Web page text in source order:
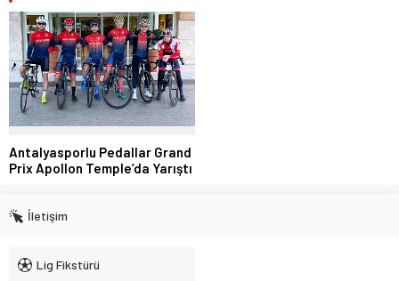
Antalyasporlu Pedallar Grand
Prix Apollon Temple’da Yarıştı
İletişim
Lig Fikstürü